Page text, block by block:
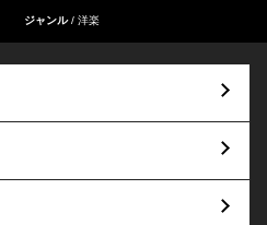
ジャンル 洋楽